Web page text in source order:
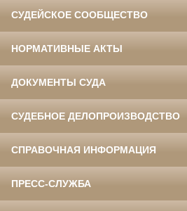
СУДЕЙСКОЕ СООБЩЕСТВО
НОРМАТИВНЫЕ АКТЫ
ДОКУМЕНТЫ СУДА
СУДЕБНОЕ ДЕЛОПРОИЗВОДСТВО
СПРАВОЧНАЯ ИНФОРМАЦИЯ
ПРЕСС-СЛУЖБА